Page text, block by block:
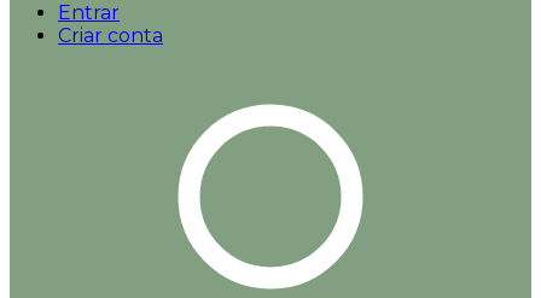
Entrar
Criar conta